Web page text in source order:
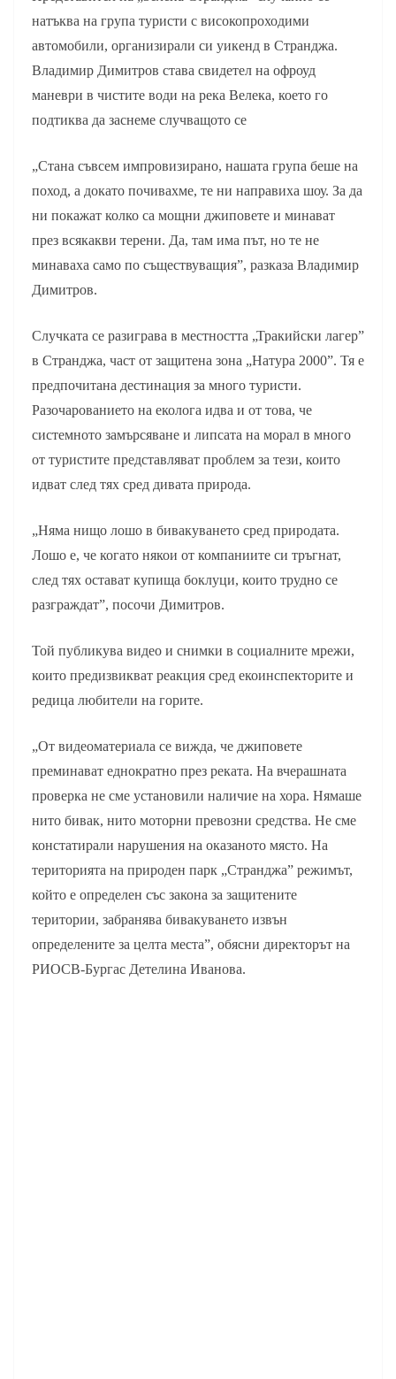
натъква на група туристи с високопроходими
автомобили, организирали си уикенд в Странджа.
Владимир Димитров става свидетел на офроуд
маневри в чистите води на река Велека, което го
подтиква да заснеме случващото се
„Стана съвсем импровизирано, нашата група беше на
поход, а докато почивахме, те ни направиха шоу. За да
ни покажат колко са мощни джиповете и минават
през всякакви терени. Да, там има път, но те не
минаваха само по съществуващия”, разказа Владимир
Димитров.
Случката се разиграва в местността „Тракийски лагер”
в Странджа, част от защитена зона „Натура 2000”. Тя е
предпочитана дестинация за много туристи.
Разочарованието на еколога идва и от това, че
системното замърсяване и липсата на морал в много
от туристите представляват проблем за тези, които
идват след тях сред дивата природа.
„Няма нищо лошо в бивакуването сред природата.
Лошо е, че когато някои от компаниите си тръгнат,
след тях остават купища боклуци, които трудно се
разграждат”, посочи Димитров.
Той публикува видео и снимки в социалните мрежи,
които предизвикват реакция сред екоинспекторите и
редица любители на горите.
„От видеоматериала се вижда, че джиповете
преминават еднократно през реката. На вчерашната
проверка не сме установили наличие на хора. Нямаше
нито бивак, нито моторни превозни средства. Не сме
констатирали нарушения на оказаното място. На
територията на природен парк „Странджа” режимът,
който е определен със закона за защитените
територии, забранява бивакуването извън
определените за целта места”, обясни директорът на
РИОСВ-Бургас Детелина Иванова.